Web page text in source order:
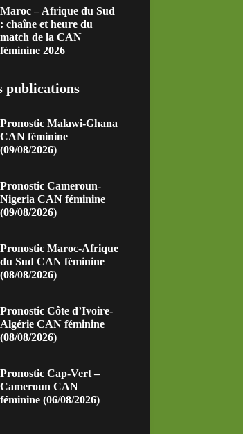
Maroc – Afrique du Sud
: chaîne et heure du
match de la CAN
féminine 2026
publications
Pronostic Malawi-Ghana
CAN féminine
(09/08/2026)
Pronostic Cameroun-
Nigeria CAN féminine
(09/08/2026)
Pronostic Maroc-Afrique
du Sud CAN féminine
(08/08/2026)
Pronostic Côte d’Ivoire-
Algérie CAN féminine
(08/08/2026)
Pronostic Cap-Vert –
Cameroun CAN
féminine (06/08/2026)